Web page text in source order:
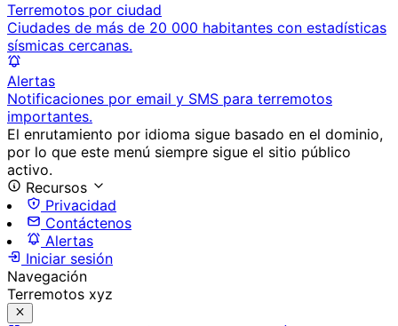
Terremotos por ciudad
Ciudades de más de 20 000 habitantes con estadísticas
sísmicas cercanas.
Alertas
Notificaciones por email y SMS para terremotos
importantes.
El enrutamiento por idioma sigue basado en el dominio,
por lo que este menú siempre sigue el sitio público
activo.
Recursos
Privacidad
Contáctenos
Alertas
Iniciar sesión
Navegación
Terremotos xyz